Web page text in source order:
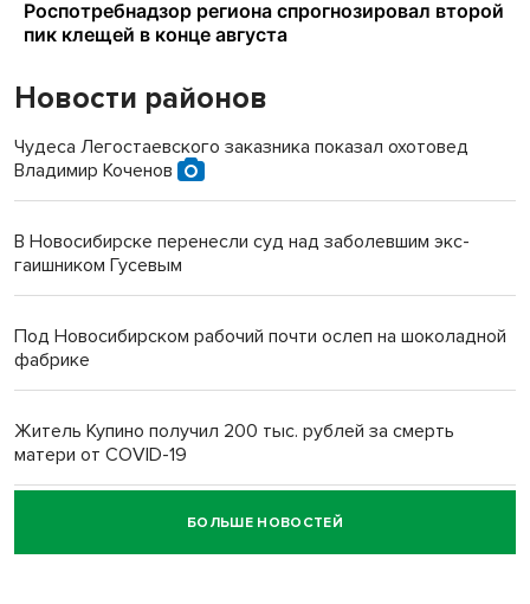
Новости районов
Чудеса Легостаевского заказника показал охотовед
Владимир Коченов
В Новосибирске перенесли суд над заболевшим экс-
гаишником Гусевым
Под Новосибирском рабочий почти ослеп на шоколадной
фабрике
Житель Купино получил 200 тыс. рублей за смерть
матери от COVID-19
Новосибирский суд наказал водителя за смерть
пенсионерки на вокзале
БОЛЬШЕ НОВОСТЕЙ